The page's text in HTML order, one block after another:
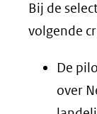
Bij de
volgende
De
over